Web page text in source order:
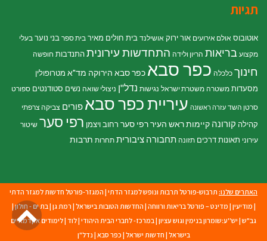
תגיות
אוטובוס אולם אירועים אור ירוק אושילנד בית חולים מאיר בית ספר בני נוער בעלי
מקצוע בריאות הריון ולידה התחדשות עירוניתהתנדבות חופשה
חינוך כלכלה כפר סבא כפר סבא הירוקה מד"א מטרופולין
מסעדות משטרה משטרת ישראל נגישות נדל"ן ניצולי שואה נשים סטודנטים ספורט
סרטן השד עזרה ראשונה עיריית כפר סבא פורים צביקה צרפתי
קהילה קורונה קיימותראש העיר רפי סער רחוב ויצמן רפי סער שיטור
עירוני תאונות דרכים תזונה תחבורה ציבורית תחרות תרבות
האתרים שלנו: תרבוש-פורטל תרבות ונופש למגזר הדתי | המגזר-פורטל חדשות למגזר הדתי
| מודיעין | מדינט – פורטל בריאות ורווחה | החדשות הטובות בישראל | רמת גן | בת ים - חולון|
גב"ש | יש''ע:שומרון בנימין וגוש עציון | במרכז- לחברי הבית היהודי |לוד |לימודים אקדמאיים
בישראל | חדשות ישראל | כפר סבא | נדל"ן